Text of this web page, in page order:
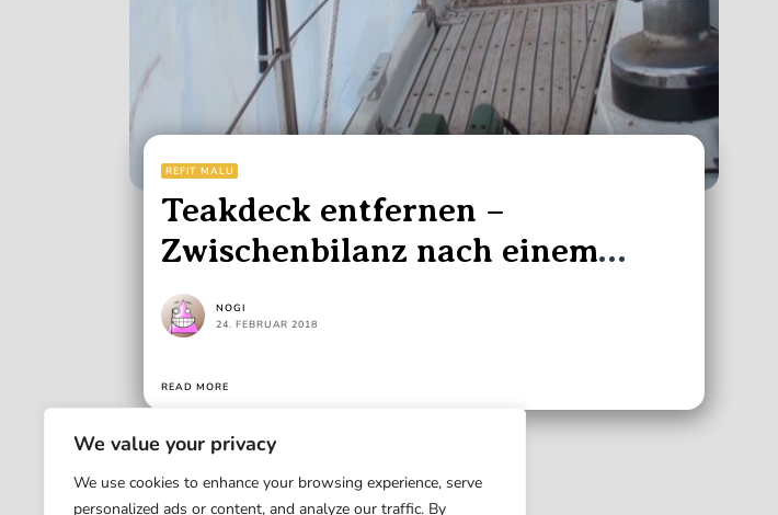
We value your privacy
We use cookies to enhance your browsing experience, serve
personalized ads or content, and analyze our traffic. By
REFIT MALU
Teakdeck entfernen –
Zwischenbilanz nach einem
Arbeitswochenende
NOGI
24. FEBRUAR 2018
READ MORE